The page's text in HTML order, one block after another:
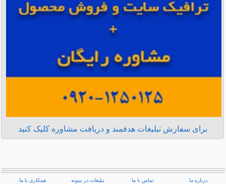
برای سفارش تبلیغات هدفمند و دریافت مشاوره کلیک کنید
درباره ما تماس با ما تبلیغات در بیتوته همکاری با ما